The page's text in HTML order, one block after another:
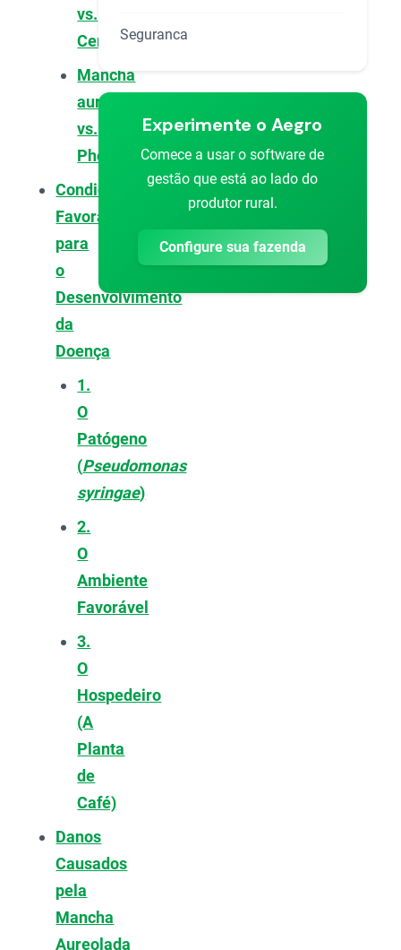
vs.
Cercosporiose
Mancha
aureolada
vs.
Phoma
Condições
Favoráveis
para
o
Desenvolvimento
da
Doença
1.
O
Patógeno
(Pseudomonas
syringae)
2.
O
Ambiente
Favorável
3.
O
Hospedeiro
(A
Planta
de
Café)
Danos
Causados
pela
Mancha
Aureolada
Seguranca
Experimente o Aegro
Comece a usar o software de
gestão que está ao lado do
produtor rural.
Configure sua fazenda